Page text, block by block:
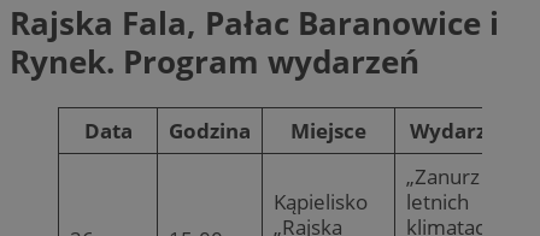
Rajska Fala, Pałac Baranowice i
Rynek. Program wydarzeń
Data Godzina Miejsce Wydarzenie
Kąpielisko
„Rajska
„Zanurz się w
letnich
klimatach na